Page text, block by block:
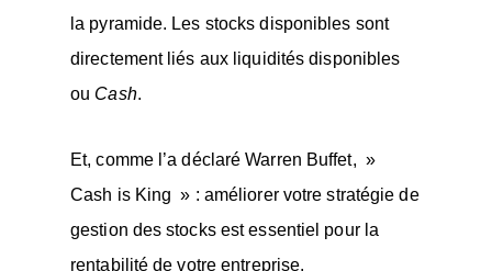
la pyramide. Les stocks disponibles sont
directement liés aux liquidités disponibles
ou Cash.
Et, comme l’a déclaré Warren Buffet, »
Cash is King » : améliorer votre stratégie de
gestion des stocks est essentiel pour la
rentabilité de votre entreprise.